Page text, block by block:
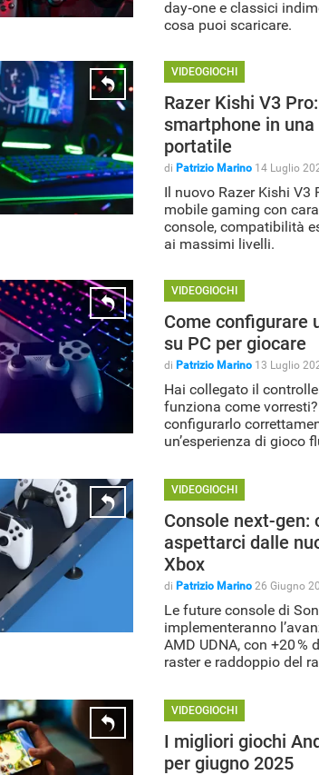
day‑one e classici
cosa puoi scaricare.
VIDEOGIOCHI
Razer Kishi V3
smartphone in una
portatile
di Patrizio Marino 14 Luglio
Il nuovo Razer Kishi V3
mobile gaming con
console, compatibilità
ai massimi livelli.
VIDEOGIOCHI
Come configurare
su PC per giocare
di Patrizio Marino 13 Luglio
Hai collegato il
funziona come
configurarlo
un’esperienza di gioco
VIDEOGIOCHI
Console next-gen:
aspettarci dalle
Xbox
di Patrizio Marino 26 Giugno
Le future console di
implementeranno
AMD UDNA, con +20 %
raster e raddoppio del
sarà spettacolare.
VIDEOGIOCHI
I migliori giochi
per giugno 2025